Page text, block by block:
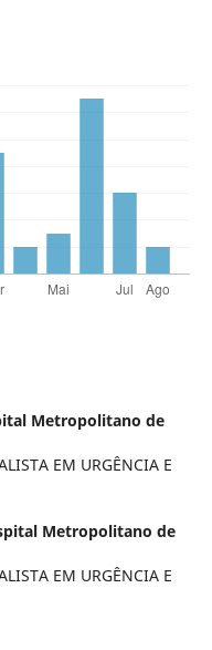
Metropolitano de
EM URGÊNCIA E
Metropolitano de
EM URGÊNCIA E